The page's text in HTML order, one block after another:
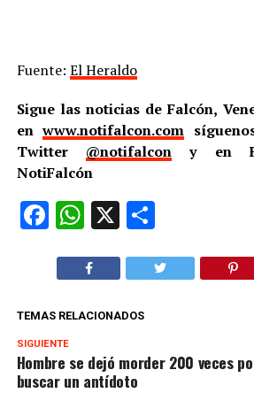
Fuente: El Heraldo
Sigue las noticias de Falcón,
enwww.notifalcon.com
Twitter @notifalcon y en
NotiFalcón
Facebook
WhatsApp
X
TEMAS RELACIONADOS
SIGUIENTE
Hombre se dejó morder 200 veces
buscar un antídoto